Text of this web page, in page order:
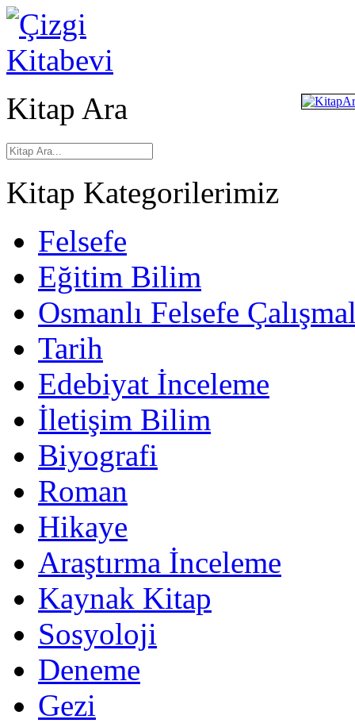
Kitap Ara
Kitap Kategorilerimiz
Felsefe
Eğitim Bilim
Osmanlı Felsefe
Tarih
Edebiyat İnceleme
İletişim Bilim
Biyografi
Roman
Hikaye
Araştırma İnceleme
Kaynak Kitap
Sosyoloji
Deneme
Gezi